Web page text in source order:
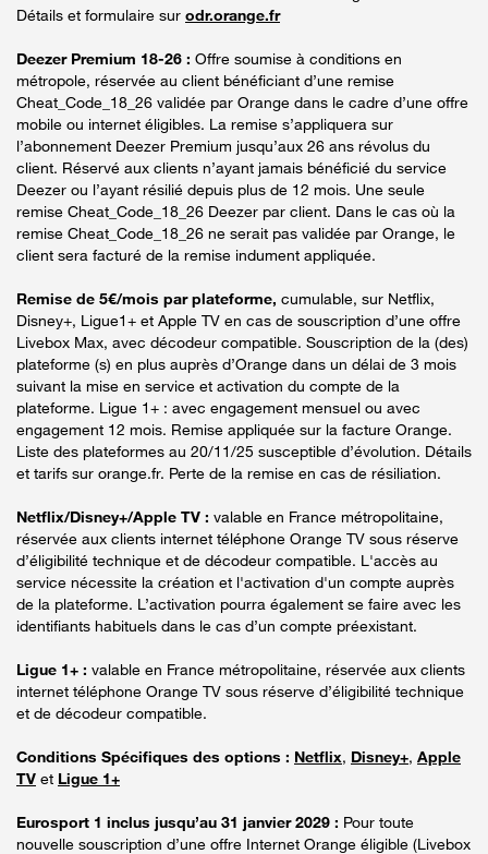
Détails et formulaire sur odr.orange.fr
Deezer Premium 18-26 : Offre soumise à conditions en
métropole, réservée au client bénéficiant d’une remise
Cheat_Code_18_26 validée par Orange dans le cadre d’une offre
mobile ou internet éligibles. La remise s’appliquera sur
l’abonnement Deezer Premium jusqu’aux 26 ans révolus du
client. Réservé aux clients n’ayant jamais bénéficié du service
Deezer ou l’ayant résilié depuis plus de 12 mois. Une seule
remise Cheat_Code_18_26 Deezer par client. Dans le cas où la
remise Cheat_Code_18_26 ne serait pas validée par Orange, le
client sera facturé de la remise indument appliquée.
Remise de 5€/mois par plateforme, cumulable, sur Netflix,
Disney+, Ligue1+ et Apple TV en cas de souscription d’une offre
Livebox Max, avec décodeur compatible. Souscription de la (des)
plateforme (s) en plus auprès d’Orange dans un délai de 3 mois
suivant la mise en service et activation du compte de la
plateforme. Ligue 1+ : avec engagement mensuel ou avec
engagement 12 mois. Remise appliquée sur la facture Orange.
Liste des plateformes au 20/11/25 susceptible d’évolution. Détails
et tarifs sur orange.fr. Perte de la remise en cas de résiliation.
Netflix/Disney+/Apple TV : valable en France métropolitaine,
réservée aux clients internet téléphone Orange TV sous réserve
d’éligibilité technique et de décodeur compatible. L'accès au
service nécessite la création et l'activation d'un compte auprès
de la plateforme. L’activation pourra également se faire avec les
identifiants habituels dans le cas d’un compte préexistant.
Ligue 1+ : valable en France métropolitaine, réservée aux clients
internet téléphone Orange TV sous réserve d’éligibilité technique
et de décodeur compatible.
Conditions Spécifiques des options : Netflix, Disney+, Apple
TV et Ligue 1+
Eurosport 1 inclus jusqu’au 31 janvier 2029 : Pour toute
nouvelle souscription d’une offre Internet Orange éligible (Livebox